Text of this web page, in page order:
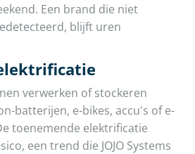
Een brand die niet
blijft uren
verwerken of stockeren
batterijen, e-bikes, accu's of e-
toenemende elektrificatie
een trend die JOJO Systems